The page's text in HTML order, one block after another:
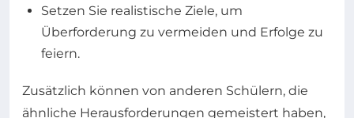
Setzen Sie realistische Ziele, um
Überforderung zu vermeiden und Erfolge zu
feiern.
Zusätzlich können von anderen Schülern, die
ähnliche Herausforderungen gemeistert haben,